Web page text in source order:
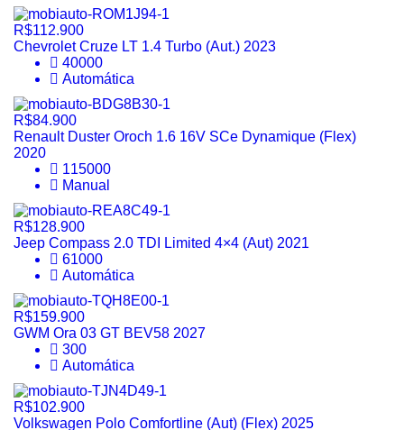
R$112.900
Chevrolet Cruze LT 1.4 Turbo (Aut.) 2023
40000
Automática
R$84.900
Renault Duster Oroch 1.6 16V SCe Dynamique (Flex)
2020
115000
Manual
R$128.900
Jeep Compass 2.0 TDI Limited 4×4 (Aut) 2021
61000
Automática
R$159.900
GWM Ora 03 GT BEV58 2027
300
Automática
R$102.900
Volkswagen Polo Comfortline (Aut) (Flex) 2025